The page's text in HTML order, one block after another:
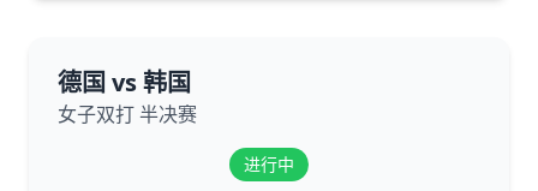
德国 vs 韩国
女子双打 半决赛
进行中